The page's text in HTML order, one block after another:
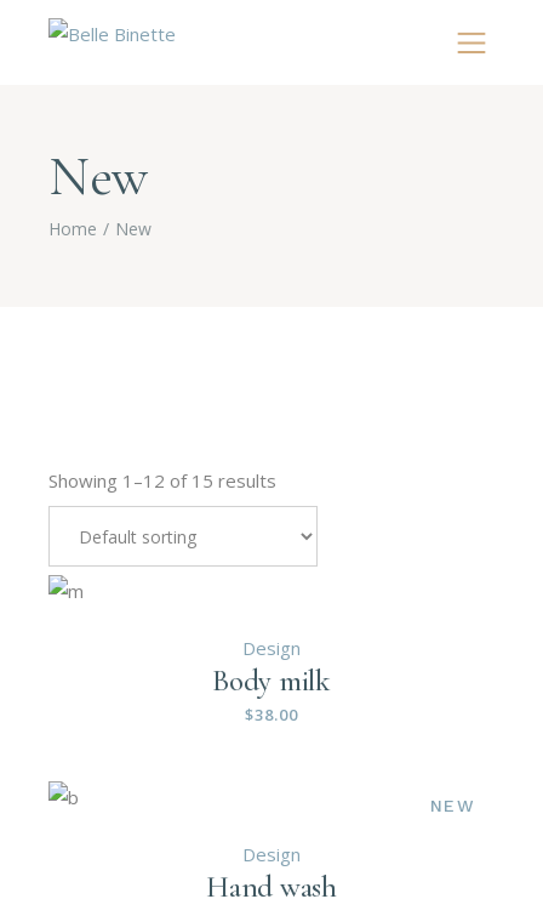
New
Home New
Showing 1–12 of 15 results
Design
Body milk
$38.00
NEW
Design
Hand wash